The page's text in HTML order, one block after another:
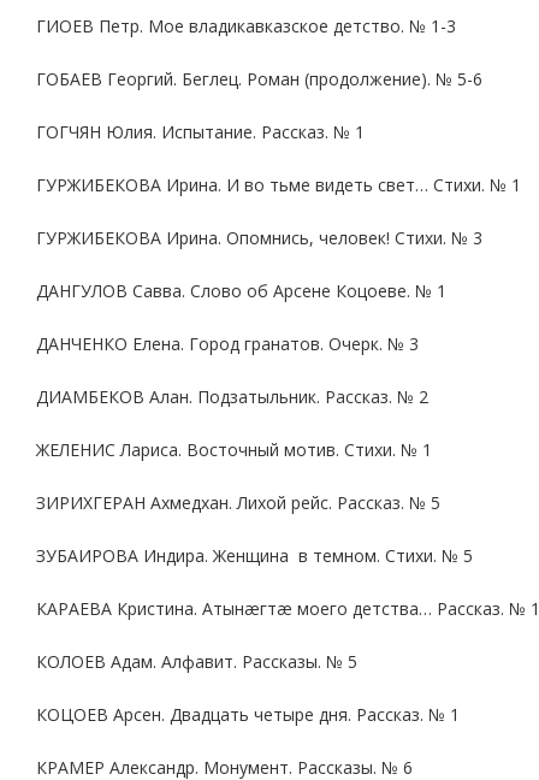
ГИОЕВ Петр. Мое владикавказское детство. № 1-3
ГОБАЕВ Георгий. Беглец. Роман (продолжение). № 5-6
ГОГЧЯН Юлия. Испытание. Рассказ. № 1
ГУРЖИБЕКОВА Ирина. И во тьме видеть свет… Стихи. № 1
ГУРЖИБЕКОВА Ирина. Опомнись, человек! Стихи. № 3
ДАНГУЛОВ Савва. Слово об Арсене Коцоеве. № 1
ДАНЧЕНКО Елена. Город гранатов. Очерк. № 3
ДИАМБЕКОВ Алан. Подзатыльник. Рассказ. № 2
ЖЕЛЕНИС Лариса. Восточный мотив. Стихи. № 1
ЗИРИХГЕРАН Ахмедхан. Лихой рейс. Рассказ. № 5
ЗУБАИРОВА Индира. Женщина в темном. Стихи. № 5
КАРАЕВА Кристина. Атынæгтæ моего детства… Рассказ. № 1
КОЛОЕВ Адам. Алфавит. Рассказы. № 5
КОЦОЕВ Арсен. Двадцать четыре дня. Рассказ. № 1
КРАМЕР Александр. Монумент. Рассказы. № 6